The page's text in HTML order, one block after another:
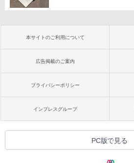
本サイトのご利用について
広告掲載のご案内
プライバシーポリシー
インプレスグループ
PC版で見る